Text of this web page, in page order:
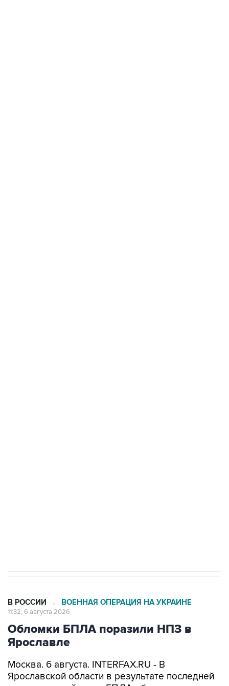
В РОССИИ → ВОЕННАЯ ОПЕРАЦИЯ НА УКРАИНЕ
11:32, 6 августа 2026
Обломки БПЛА поразили НПЗ в
Ярославле
Москва. 6 августа. INTERFAX.RU - В
Ярославской области в результате последней